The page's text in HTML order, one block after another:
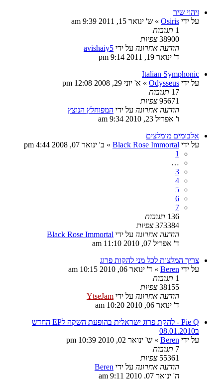
זיהוי שיר
על ידי Osiris
» ש' ינואר 15, 2011 9:39 am
1 תגובות
38900 צפיות
הודעה אחרונה על ידי avishaiy5
ד' ינואר 19, 2011 9:14 pm
Italian Symphonic
על ידי Odysseus
» א' יוני 29, 2008 12:08 pm
17 תגובות
95671 צפיות
הודעה אחרונה על ידי המפוחלץ הנוצץ
ו' אפריל 23, 2010 9:34 am
אלבומים מומלצים
על ידי Black Rose Immortal
» ב' ינואר 07, 2008 4:44 pm
1
…
3
4
5
6
7
136 תגובות
373384 צפיות
הודעה אחרונה על ידי Black Rose Immortal
ד' אפריל 07, 2010 11:10 am
צריך המלצות לכל מני להקות פרוג
על ידי Beren
» ד' ינואר 06, 2010 10:15 am
1 תגובות
38155 צפיות
הודעה אחרונה על ידי YtseJam
ד' ינואר 06, 2010 10:20 am
Pie Q - להקת פרוג ישראלית בהופעת השקה לEP החדש
ב08.01.2010
על ידי Beren
» ש' ינואר 02, 2010 10:39 pm
7 תגובות
55361 צפיות
הודעה אחרונה על ידי Beren
ה' ינואר 07, 2010 9:11 am